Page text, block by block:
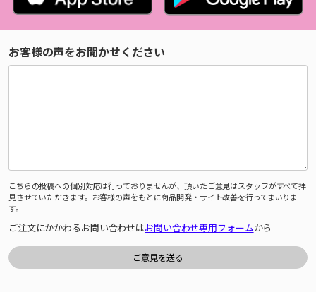
お客様の声をお聞かせください
こちらの投稿への個別対応は行っておりませんが、頂いたご意見はスタッフがすべて拝
見させていただきます。お客様の声をもとに商品開発・サイト改善を行ってまいりま
す。
ご注文にかかわるお問い合わせはお問い合わせ専用フォームから